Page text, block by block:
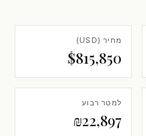
מחיר (USD)
$815,850
למטר רבוע
₪22,897